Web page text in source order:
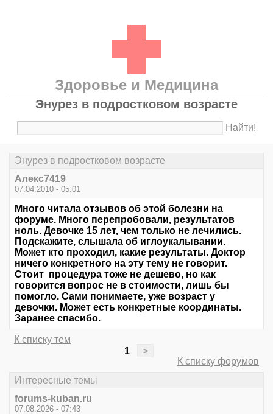
Здоровье и Медицина
Энурез в подростковом возрасте
Найти!
Энурез в подростковом возрасте
Алекс7419
07.04.2010 - 05:01
Много читала отзывов об этой болезни на
форуме. Много перепробовали, результатов
ноль. Девочке 15 лет, чем только не лечились.
Подскажите, слышала об иглоукалывании.
Может кто проходил, какие результаты. Доктор
ничего конкретного на эту тему не говорит.
Стоит процедура тоже не дешево, но как
говорится вопрос не в стоимости, лишь бы
помогло. Сами понимаете, уже возраст у
девочки. Может есть конкретные координаты.
Заранее спасибо.
К списку тем
1
>
К списку форумов
Интересные темы
forums-kuban.ru
07.08.2026 - 07:43